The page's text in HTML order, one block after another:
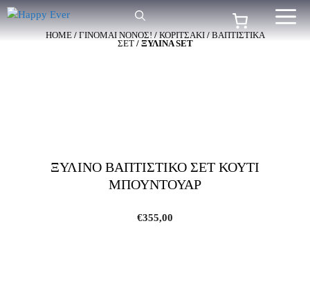
Μετάβαση
σε
περιεχόμενο
HOME/ΓΙΝΟΜΑΙ ΝΟΝΟΣ!/ΚΟΡΙΤΣΑΚΙ/ΒΑΠΤΙΣΤΙΚΑ
ΣΕΤ/ ΞΥΛΙΝΑ SET
ΞΥΛΙΝΟ ΒΑΠΤΙΣΤΙΚΟ ΣΕΤ ΚΟΥΤΙ
ΜΠΟΥΝΤΟΥΑΡ
€355,00